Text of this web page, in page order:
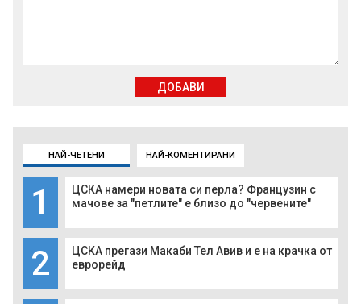
НАЙ-ЧЕТЕНИ НАЙ-КОМЕНТИРАНИ
1
ЦСКА намери новата си перла? Французин с
мачове за "петлите" е близо до "червените"
2
ЦСКА прегази Макаби Тел Авив и е на крачка от
еврорейд
ДОБАВИ